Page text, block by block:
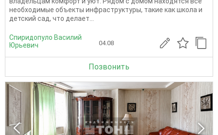
необходимые объекты инфраструктуры, такие как школа и
детский сад, что делает...
Спиридопуло Василий
Юрьевич
04.08
Позвонить